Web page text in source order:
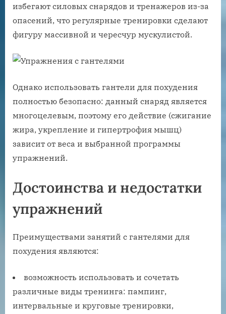
избегают силовых снарядов и тренажеров из-за
опасений, что регулярные тренировки сделают
фигуру массивной и чересчур мускулистой.
Однако использовать гантели для похудения
полностью безопасно: данный снаряд является
многоцелевым, поэтому его действие (сжигание
жира, укрепление и гипертрофия мышц)
зависит от веса и выбранной программы
упражнений.
Достоинства и недостатки
упражнений
Преимуществами занятий с гантелями для
похудения являются:
возможность использовать и сочетать
различные виды тренинга: пампинг,
интервальные и круговые тренировки,